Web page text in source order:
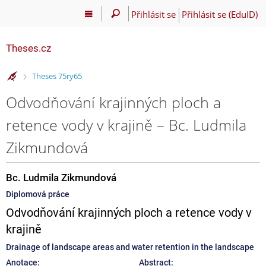
Přihlásit se Přihlásit se (EduID)
Theses.cz
>
Theses 75ry65
Odvodňování krajinných ploch a
retence vody v krajině – Bc. Ludmila
Zikmundová
Bc. Ludmila Zikmundová
Diplomová práce
Odvodňování krajinných ploch a retence vody v
krajině
Drainage of landscape areas and water retention in the landscape
Anotace:
Abstract: